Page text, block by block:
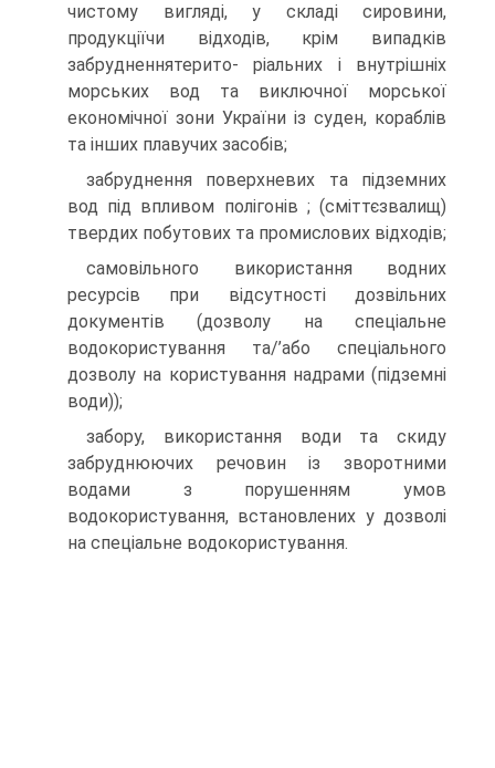
чистому вигляді, у складі сировини,
продукціїчи відходів, крім випадків
забрудненнятерито- ріальних і внутрішніх
морських вод та виключної морської
економічної зони України із суден, кораблів
та інших плавучих засобів;
забруднення поверхневих та підземних
вод під впливом полігонів ; (сміттєзвалищ)
твердих побутових та промислових відходів;
самовільного використання водних
ресурсів при відсутності дозвільних
документів (дозволу на спеціальне
водокористування та/’або спеціального
дозволу на користування надрами (підземні
води));
забору, використання води та скиду
забруднюючих речовин із зворотними
водами з порушенням умов
водокористування, встановлених у дозволі
на спеціальне водокористування.